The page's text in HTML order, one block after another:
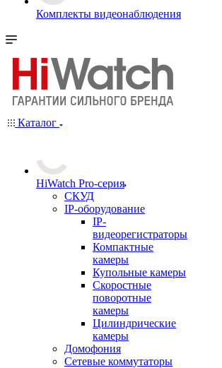
Комплекты видеонаблюдения
Каталог
HiWatch Pro-серия
CКУД
IP-оборудование
IP-
видеорегистраторы
Компактные
камеры
Купольные камеры
Скоростные
поворотные
камеры
Цилиндрические
камеры
Домофония
Сетевые коммутаторы